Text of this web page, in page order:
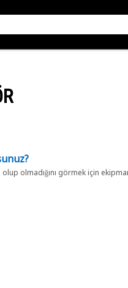
olmadığını görmek için